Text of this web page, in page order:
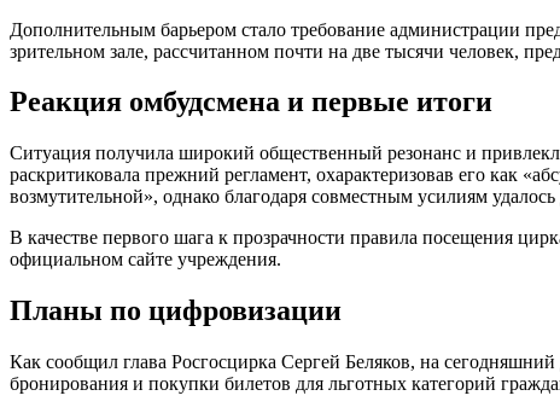
Дополнительным барьером стало требование администрации
зрительном зале, рассчитанном почти на две тысячи человек,
Реакция омбудсмена и первые итоги
Ситуация получила широкий общественный резонанс и
раскритиковала прежний регламент, охарактеризовав его как
возмутительной», однако благодаря совместным усилиям
В качестве первого шага к прозрачности правила посещения
официальном сайте учреждения.
Планы по цифровизации
Как сообщил глава Росгосцирка Сергей Беляков, на
бронирования и покупки билетов для льготных категорий